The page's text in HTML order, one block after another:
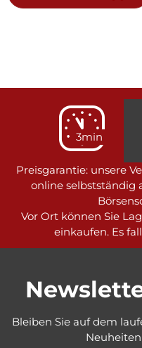
3min
Preisgarantie: unsere
online selbstständig
Vor Ort können Sie
einkaufen. Es
Bleiben Sie auf dem